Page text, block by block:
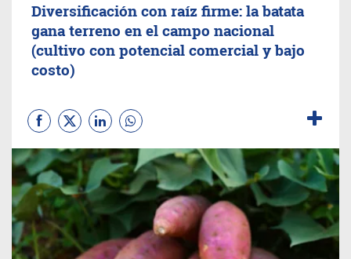
Diversificación con raíz firme: la batata
gana terreno en el campo nacional
(cultivo con potencial comercial y bajo
costo)